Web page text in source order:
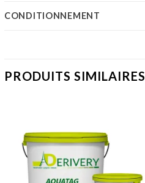
CONDITIONNEMENT
PRODUITS SIMILAIRES